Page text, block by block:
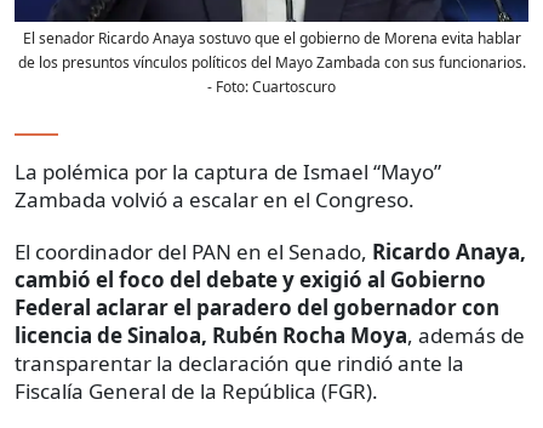
El senador Ricardo Anaya sostuvo que el gobierno de Morena evita hablar
de los presuntos vínculos políticos del Mayo Zambada con sus funcionarios.
- Foto:Cuartoscuro
La polémica por la captura de Ismael “Mayo”
Zambada volvió a escalar en el Congreso.
El coordinador del PAN en el Senado, Ricardo Anaya,
cambió el foco del debate y exigió al Gobierno
Federal aclarar el paradero del gobernador con
licencia de Sinaloa, Rubén Rocha Moya, además de
transparentar la declaración que rindió ante la
Fiscalía General de la República (FGR).